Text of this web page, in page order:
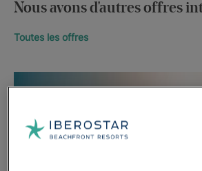
Nous avons d'autres offres
Toutes les offres